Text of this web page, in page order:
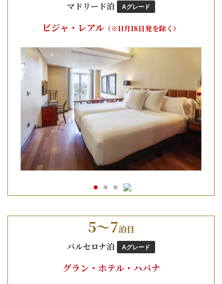
マドリード泊
Aグレード
ビジャ・レアル （※11月18日発を除く）
5～7泊目
バルセロナ泊
Aグレード
グラン・ホテル・ハバナ